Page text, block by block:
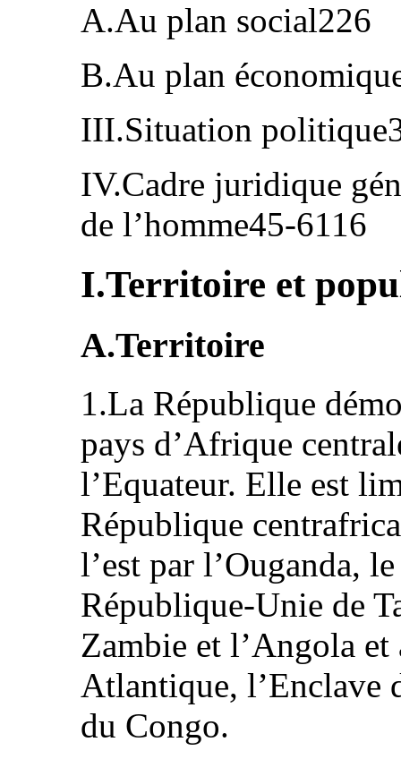
A.Au plan social226
B.Au plan
III.Situation
IV.Cadre juridique
de l’homme45-6116
I.Territoire et
A.Territoire
1.La République
pays d’Afrique
l’Equateur. Elle est
République
l’est par l’Ouganda,
République-Unie de
Zambie et l’Angola et
Atlantique, l’Enclave
du Congo.